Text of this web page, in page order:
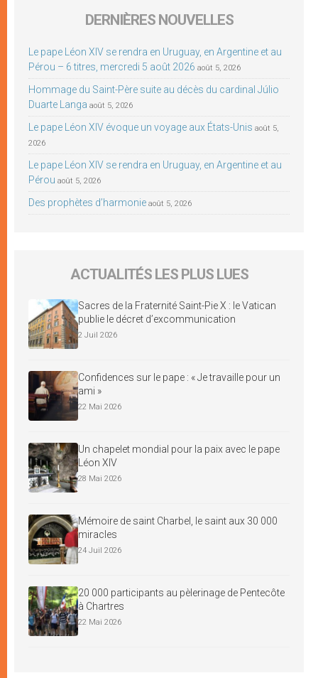
DERNIÈRES NOUVELLES
Le pape Léon XIV se rendra en Uruguay, en Argentine et au
Pérou – 6 titres, mercredi 5 août 2026 août 5, 2026
Hommage du Saint-Père suite au décès du cardinal Júlio
Duarte Langa août 5, 2026
Le pape Léon XIV évoque un voyage aux États-Unis août 5,
2026
Le pape Léon XIV se rendra en Uruguay, en Argentine et au
Pérou août 5, 2026
Des prophètes d’harmonie août 5, 2026
ACTUALITÉS LES PLUS LUES
Sacres de la Fraternité Saint-Pie X : le Vatican
publie le décret d’excommunication
2 Juil 2026
Confidences sur le pape : « Je travaille pour un
ami »
22 Mai 2026
Un chapelet mondial pour la paix avec le pape
Léon XIV
28 Mai 2026
Mémoire de saint Charbel, le saint aux 30 000
miracles
24 Juil 2026
20 000 participants au pèlerinage de Pentecôte
à Chartres
22 Mai 2026